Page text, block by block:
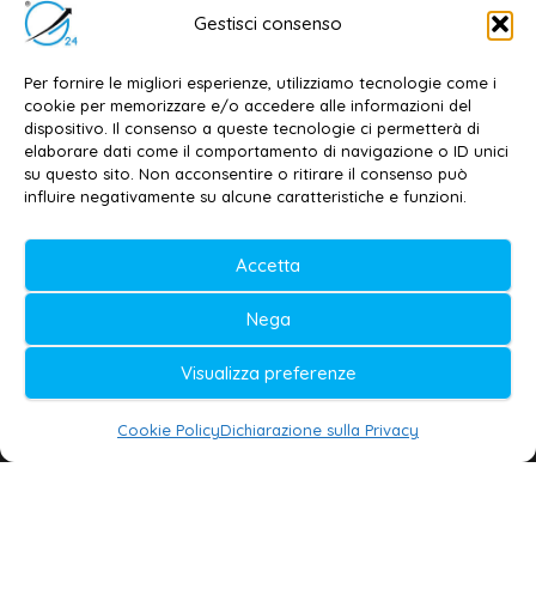
Gestisci consenso
Per fornire le migliori esperienze, utilizziamo tecnologie come i
cookie per memorizzare e/o accedere alle informazioni del
dispositivo. Il consenso a queste tecnologie ci permetterà di
elaborare dati come il comportamento di navigazione o ID unici
su questo sito. Non acconsentire o ritirare il consenso può
influire negativamente su alcune caratteristiche e funzioni.
Accetta
Nega
Visualizza preferenze
Cookie PolicyDichiarazione sulla Privacy
Email:
redazione@galatina24.it
Privacy policy–Cookie policy
© 2020-2026 | Galatina24 ®
Testata iscritta al n. 11/2020 Registro della
Stampa Tribunale di Lecce
Editore e direttore responsabile:
Daniele G. Masciullo
Galatina24 è marchio registrato dal Ministero
delle Imprese